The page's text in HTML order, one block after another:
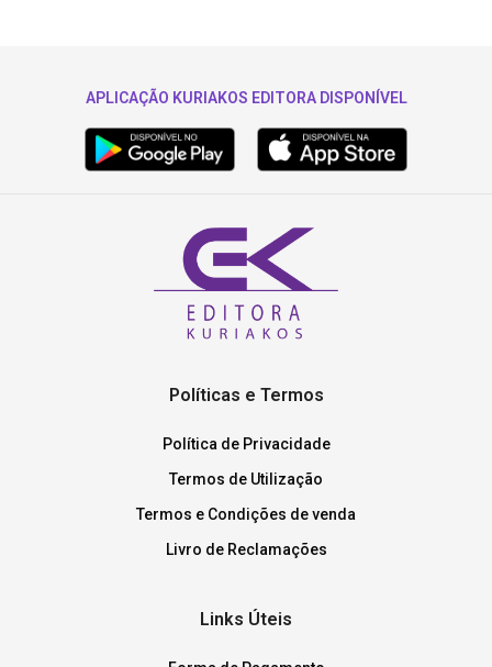
APLICAÇÃO KURIAKOS EDITORA DISPONÍVEL
Políticas e Termos
Política de Privacidade
Termos de Utilização
Termos e Condições de venda
Livro de Reclamações
Links Úteis